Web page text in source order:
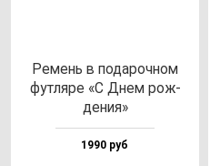
Ремень в по­да­роч­ном
фут­ля­ре «С Днем рож­
де­ния»
1990 руб